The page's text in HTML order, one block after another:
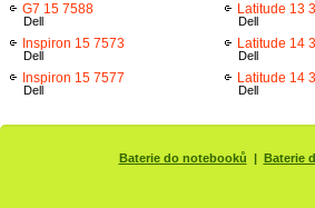
G7 15 7588
Dell
Inspiron 15 7573
Dell
Inspiron 15 7577
Dell
Latitude 13
Dell
Latitude 14
Dell
Latitude 14
Dell
Baterie do notebooků | Baterie